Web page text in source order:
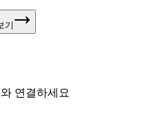
기
연결하세요